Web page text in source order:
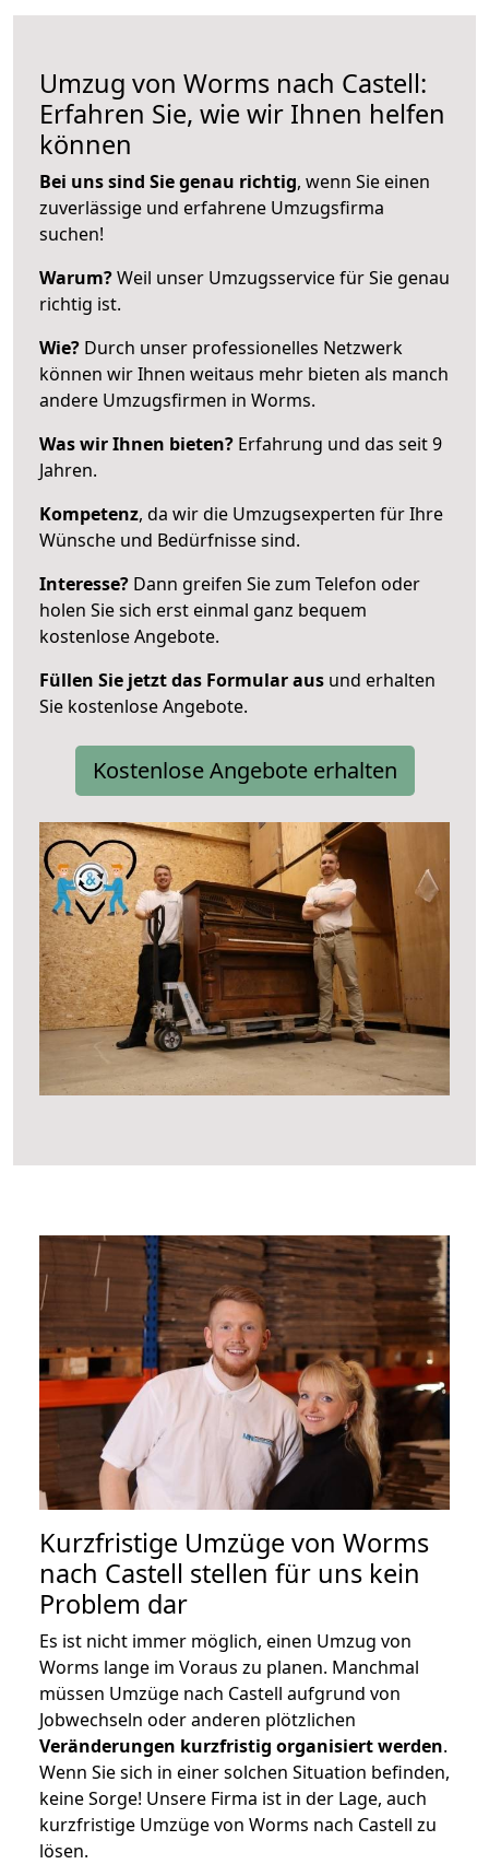
Umzug von Worms nach Castell:
Erfahren Sie, wie wir Ihnen helfen
können
Bei uns sind Sie genau richtig, wenn Sie einen
zuverlässige und erfahrene Umzugsfirma
suchen!
Warum?Weil unser Umzugsservice für Sie genau
richtig ist.
Wie? Durch unser professionelles Netzwerk
können wir Ihnen weitaus mehr bieten als manch
andere Umzugsfirmen in Worms.
Was wir Ihnen bieten? Erfahrung und das seit 9
Jahren.
Kompetenz, da wir die Umzugsexperten für Ihre
Wünsche und Bedürfnisse sind.
Interesse? Dann greifen Sie zum Telefon oder
holen Sie sich erst einmal ganz bequem
kostenlose Angebote.
Füllen Sie jetzt das Formular aus und erhalten
Sie kostenlose Angebote.
Kostenlose Angebote erhalten
Kurzfristige Umzüge von Worms
nach Castell stellen für uns kein
Problem dar
Es ist nicht immer möglich, einen Umzug von
Worms lange im Voraus zu planen. Manchmal
müssen Umzüge nach Castell aufgrund von
Jobwechseln oder anderen plötzlichen
Veränderungen kurzfristig organisiert werden.
Wenn Sie sich in einer solchen Situation befinden,
keine Sorge! Unsere Firma ist in der Lage, auch
kurzfristige Umzüge von Worms nach Castell zu
lösen.